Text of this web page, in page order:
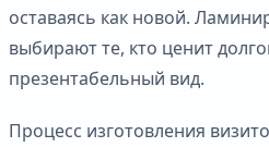
оставаясь как новой.
выбирают те, кто ценит
презентабельный вид.
Процесс изготовления